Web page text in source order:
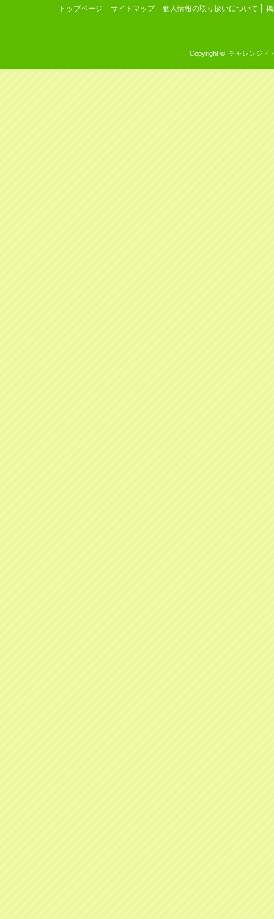
トップページ サイトマップ 個人情報の取り扱いについて
Copyright © チャレンジド